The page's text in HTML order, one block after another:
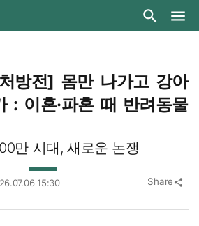
방전] 몸만 나가고 강아
: 이혼·파혼 때 반려동물
만 시대, 새로운 논쟁
15:30 Share share